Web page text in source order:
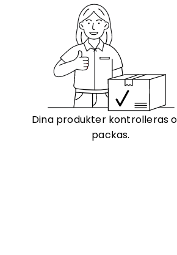
Dina produkter kontrolleras
packas.